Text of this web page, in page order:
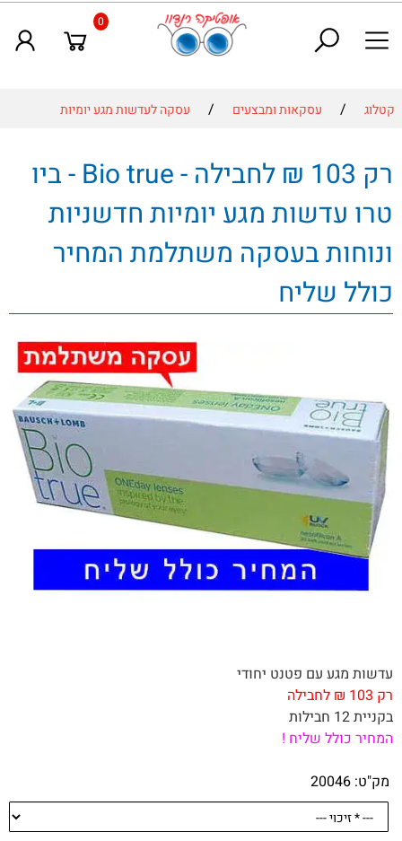
0
קטלוג / עסקאות ומבצעים / עסקה לעדשות מגע יומיות
רק 103 ₪ לחבילה - Bio true - ביו
טרו עדשות מגע יומיות חדשניות
ונוחות בעסקה משתלמת המחיר
כולל שליח
עדשות מגע עם פטנט יחודי
רק 103 ₪ לחבילה
בקניית 12 חבילות
המחיר כולל שליח !
מק"ט: 20046